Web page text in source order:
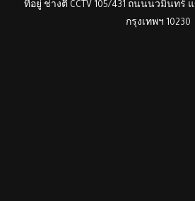
ที่อยู่ ช่างตี๋ CCTV 105/431 ถนนนวมินทร์
กรุงเทพฯ 10230